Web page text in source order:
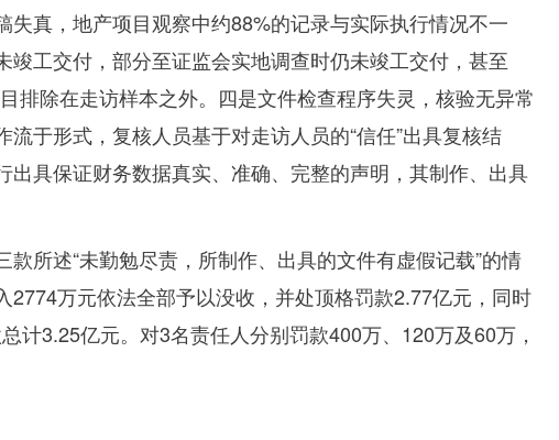
失真，地产项目观察中约88%的记录与实际执行情况不一
工交付，部分至证监会实地调查时仍未竣工交付，甚至
排除在走访样本之外。四是文件检查程序失灵，核验无异常
于形式，复核人员基于对走访人员的“信任”出具复核结
出具保证财务数据真实、准确、完整的声明，其制作、出具
所述“未勤勉尽责，所制作、出具的文件有虚假记载”的情
2774万元依法全部予以没收，并处顶格罚款2.77亿元，同时
计3.25亿元。对3名责任人分别罚款400万、 120万及60万，